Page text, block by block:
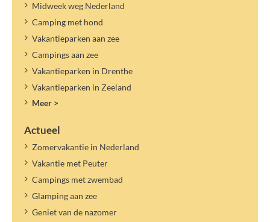
Midweek weg Nederland
Camping met hond
Vakantieparken aan zee
Campings aan zee
Vakantieparken in Drenthe
Vakantieparken in Zeeland
Meer >
Actueel
Zomervakantie in Nederland
Vakantie met Peuter
Campings met zwembad
Glamping aan zee
Geniet van de nazomer